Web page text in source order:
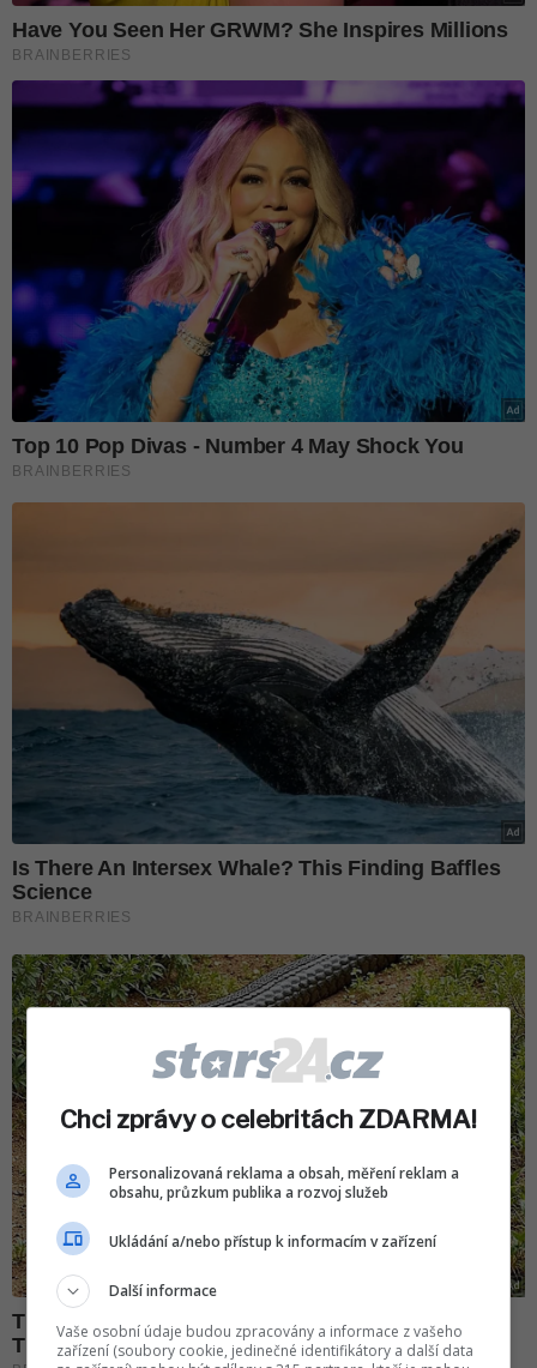
Chci zprávy o celebritách ZDARMA!
Personalizovaná reklama a obsah, měření reklam a
obsahu, průzkum publika a rozvoj služeb
Ukládání a/nebo přístup k informacím v zařízení
Další informace
Vaše osobní údaje budou zpracovány a informace z vašeho
zařízení (soubory cookie, jedinečné identifikátory a další data